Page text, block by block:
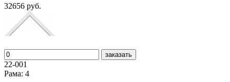
32656 руб.
заказать
22-001
Рама: 4